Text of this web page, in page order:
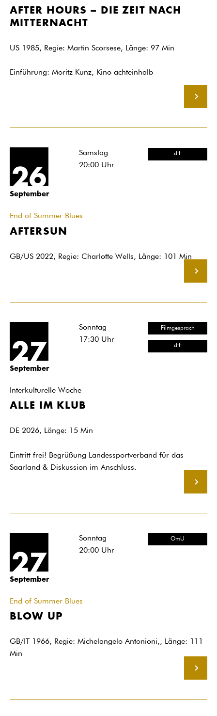
AFTER HOURS – DIE ZEIT NACH
MITTERNACHT
US 1985, Regie: Martin Scorsese, Länge: 97 Min
Einführung: Moritz Kunz, Kino achteinhalb
26
September
Samstag
20:00Uhr
dtF
End of Summer Blues
AFTERSUN
GB/US 2022, Regie: Charlotte Wells, Länge: 101 Min
27
September
Sonntag
17:30Uhr
Filmgespräch
dtF
Interkulturelle Woche
ALLE IM KLUB
DE 2026, Länge: 15 Min
Eintritt frei! Begrüßung Landessportverband für das
Saarland & Diskussion im Anschluss.
27
September
Sonntag
20:00Uhr
OmU
End of Summer Blues
BLOW UP
GB/IT 1966, Regie: Michelangelo Antonioni,, Länge: 111
Min